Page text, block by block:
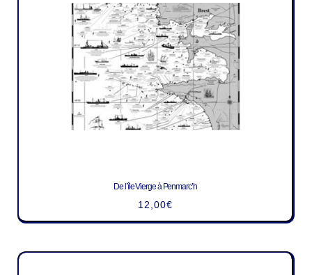
De l’île Vierge à Penmarc’h
12,00€